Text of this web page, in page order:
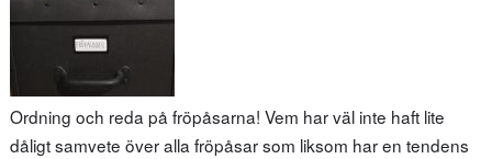
Ordning och reda på fröpåsarna! Vem har väl inte haft lite
dåligt samvete över alla fröpåsar som liksom har en tendens